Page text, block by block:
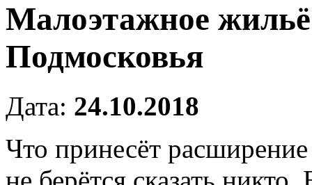
Малоэтажное
Подмосковья
Дата: 24.10.2018
Что принесёт